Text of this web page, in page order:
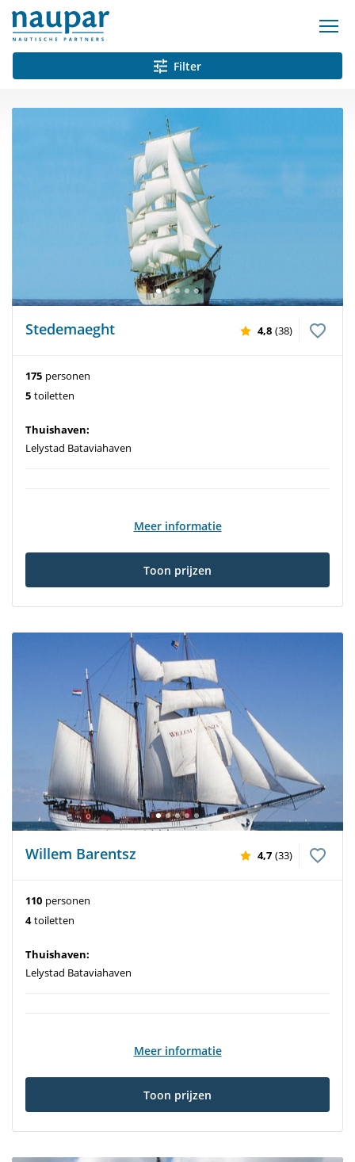
Filter
Stedemaeght 4,8 (38)
175 personen
5 toiletten
Thuishaven:
Lelystad Bataviahaven
Meer informatie
Toon prijzen
Willem Barentsz 4,7 (33)
110 personen
4 toiletten
Thuishaven:
Lelystad Bataviahaven
Meer informatie
Toon prijzen